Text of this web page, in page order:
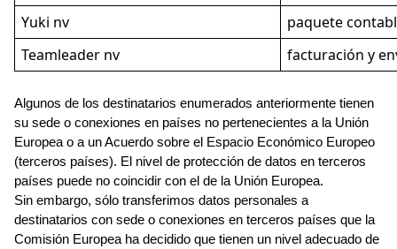
Yuki nv
paquete
Teamleader nv
facturación y
Algunos de los destinatarios enumerados anteriormente tienen
su sede o conexiones en países no pertenecientes a la Unión
Europea o a un Acuerdo sobre el Espacio Económico Europeo
(terceros países). El nivel de protección de datos en terceros
países puede no coincidir con el de la Unión Europea.
Sin embargo, sólo transferimos datos personales a
destinatarios con sede o conexiones en terceros países que la
Comisión Europea ha decidido que tienen un nivel adecuado de